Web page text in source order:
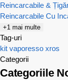
Reincarcabile &
Reincarcabile Cu
+1 mai multe
Tag-uri
kit vaporesso xros
Categorii
Categoriile